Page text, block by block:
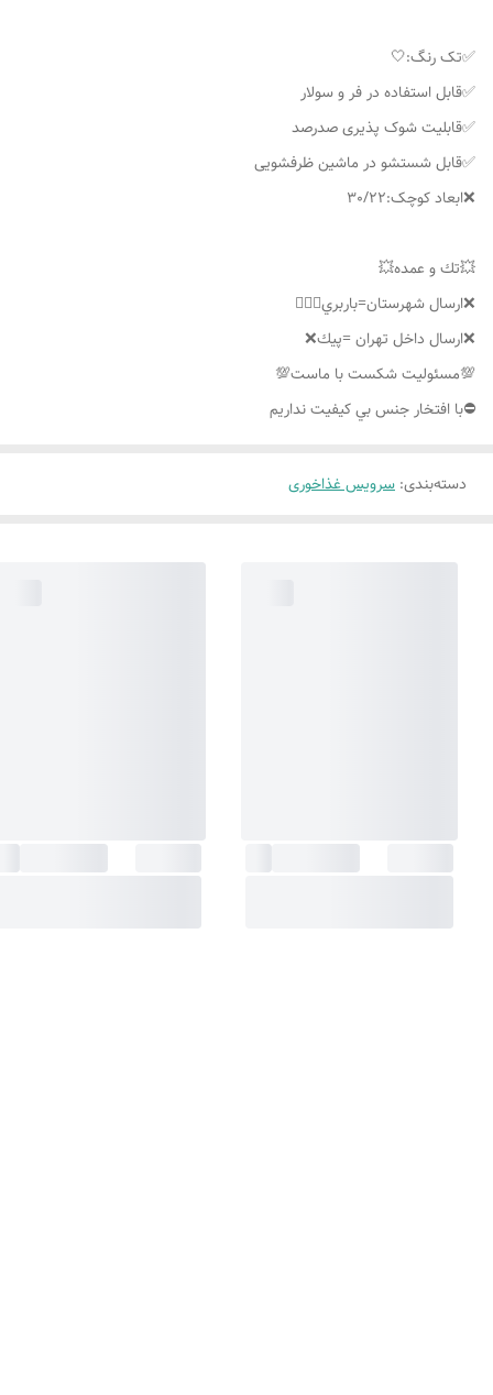
✅تک رنگ:🤍
✅قابل استفاده در فر و سولار
✅قابلیت شوک پذیری صدرصد
✅قابل شستشو در ماشین ظرفشویی
❌ابعاد کوچک:30/22
💥تك و عمده💥
❌ارسال شهرستان=باربري👌🏼❌
❌ارسال داخل تهران =پيك❌
💯مسئوليت شكست با ماست💯
⛔️با افتخار جنس بي كيفيت نداريم
دسته‌بندی: سرویس غذاخوری